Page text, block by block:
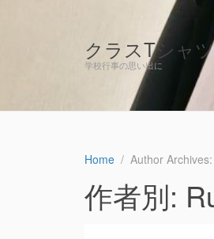
クラスTシャ
学校行事の思い出に
Home Author
作者別: